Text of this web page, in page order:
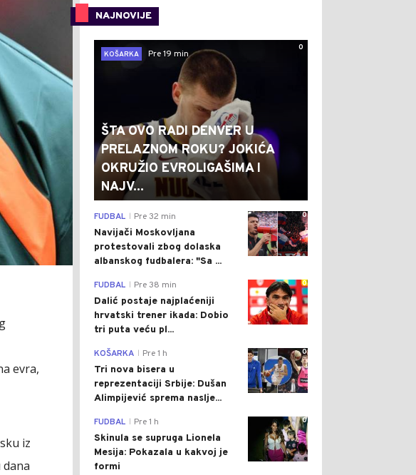
evra,
iz
NAJNOVIJE
0
KOŠARKA
Pre 19 min
ŠTA OVO RADI DENVER U
PRELAZNOM ROKU? JOKIĆA
OKRUŽIO EVROLIGAŠIMA I
NAJV...
0
FUDBAL Pre 32 min
Navijači Moskovljana
protestovali zbog dolaska
albanskog fudbalera: "Sa ...
0
FUDBAL Pre 38 min
Dalić postaje najplaćeniji
hrvatski trener ikada: Dobio
tri puta veću pl...
0
KOŠARKA Pre 1 h
Tri nova bisera u
reprezentaciji Srbije: Dušan
Alimpijević sprema naslje...
0
FUDBAL Pre 1 h
Skinula se supruga Lionela
Mesija: Pokazala u kakvoj je
formi